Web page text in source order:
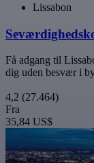
Lissabon
Få adgang til
dig uden besvær i
4,2 (27.464)
Fra
35,84 US$